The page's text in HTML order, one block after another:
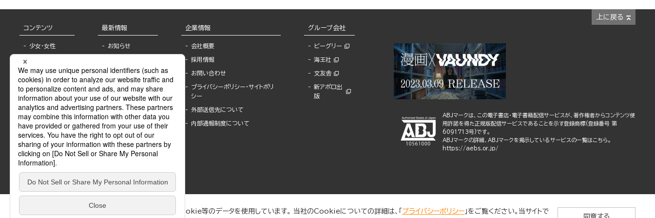
上に戻る
コンテンツ
少女・女性
BL
ライトノベル
青年・一般
グラビア・写真
モーター誌
SPECIAL
Sublicense
最新情報
お知らせ
報
書店様へ
海外ライセンシー
公式SNSアカウ
ント
作家一覧
Keyword list
Author list
企業情報
会社概要
採用情報
お問い合わせ
プライバシーポリシー・サイトポリ
シー
外部送信先について
内部通報制度について
グループ会社
ビーグリー
海王社
文友舎
新アポロ出
版
ABJマークは、この電子書店・電子書籍配信サービスが、著作権者からコンテンツ使
用許諾を得た正規版配信サービスであることを示す登録商標(登録番号 第
6091713号)です。
ABJマークの詳細、ABJマークを掲示しているサービスの一覧はこちら。
https://aebs.or.jp/
ぶんか社が運営するサイトでは、利便性向上のためにCookie等のデータを使用しています。 当社のCookieについての詳細は、「 プライバシーポリシー 」をご覧ください。当サイトで
同意する